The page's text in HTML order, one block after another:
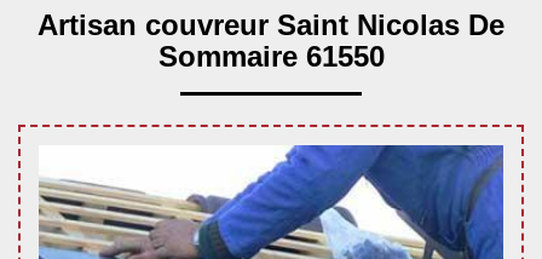
Artisan couvreur Saint Nicolas De
Sommaire 61550